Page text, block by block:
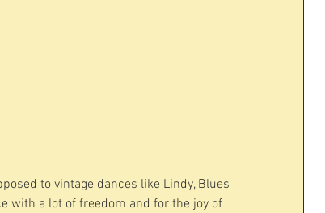
to vintage dances like Lindy, Blues
with a lot of freedom and for the joy of